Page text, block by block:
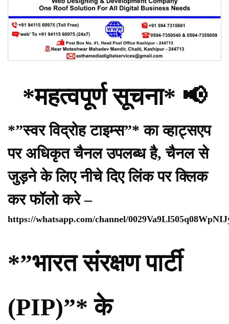
*महत्वपूर्ण सूचना* 📢
*”स्वर विद्रोह टाइम्स”* का व्हाट्सएप
पर अधिकृत चैनल उपलब्ध है, चैनल से
जुड़ने के लिए नीचे दिए लिंक पर क्लिक
कर फॉलो करे –
https://whatsapp.com/channel/
*”भारत संरक्षण पार्टी
(PIP)”* के